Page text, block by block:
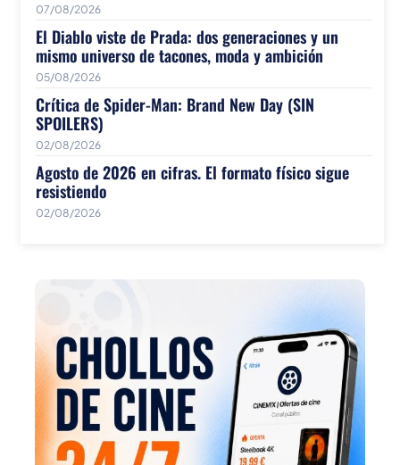
07/08/2026
El Diablo viste de Prada: dos generaciones y un
mismo universo de tacones, moda y ambición
05/08/2026
Crítica de Spider-Man: Brand New Day (SIN
SPOILERS)
02/08/2026
Agosto de 2026 en cifras. El formato físico sigue
resistiendo
02/08/2026